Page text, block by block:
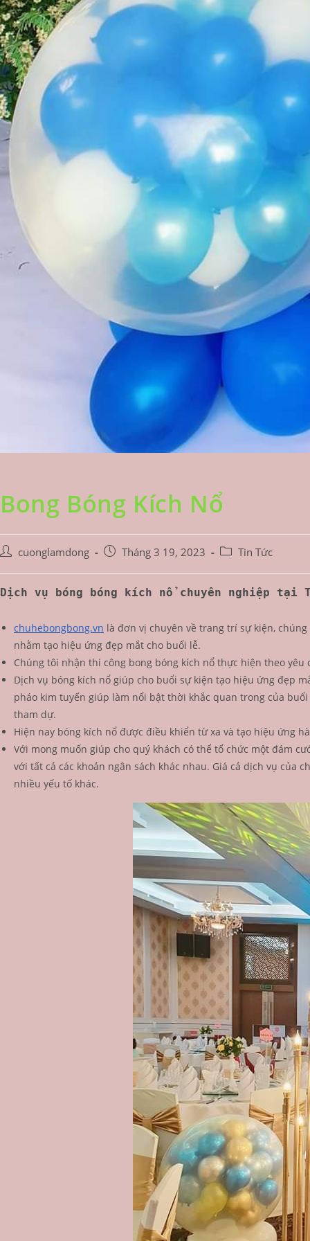
Bong Bóng Kích Nổ
Post cuonglamdong
PostTháng 3 19, 2023
PostTin Tức
Dịch vụ bóng bóng kích nổ chuyên nghiệp tại
chuhebongbong.vn là đơn vị chuyên về trang trí sự kiện,
nhằm tạo hiệu ứng đẹp mắt cho buổi lễ.
Chúng tôi nhận thi công bong bóng kích nổ thực hiện theo
Dịch vụ bóng kích nổ giúp cho buổi sự kiện tạo hiệu ứng đẹp
pháo kim tuyến giúp làm nổi bật thời khắc quan trong của
tham dự.
Hiện nay bóng kích nổ được điều khiển từ xa và tạo hiệu ứng
Với mong muốn giúp cho quý khách có thể tổ chức một đám
với tất cả các khoản ngân sách khác nhau. Giá cả dịch vụ của
nhiều yếu tố khác.